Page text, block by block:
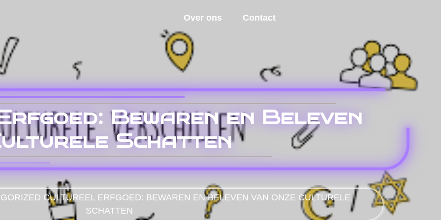
Over ons Contact
Bewaren en Beleven
Schatten
CULTUREEL ERFGOED: BEWAREN EN BELEVEN VAN ONZE CULTURELE
SCHATTEN